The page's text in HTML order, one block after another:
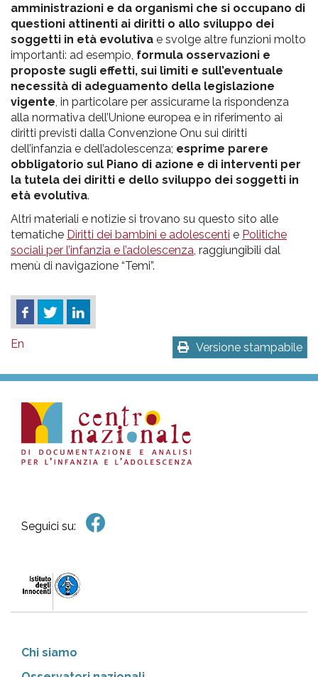
amministrazioni e da organismi che si occupano di
questioni attinenti ai diritti o allo sviluppo dei
soggetti in età evolutiva e svolge altre funzioni molto
importanti: ad esempio, formula osservazioni e
proposte sugli effetti, sui limiti e sull’eventuale
necessità di adeguamento della legislazione
vigente , in particolare per assicurarne la rispondenza
alla normativa dell’Unione europea e in riferimento ai
diritti previsti dalla Convenzione Onu sui diritti
dell’infanzia e dell’adolescenza; esprime parere
obbligatorio sul Piano di azione e di interventi per
la tutela dei diritti e dello sviluppo dei soggetti in
età evolutiva.
Altri materiali e notizie si trovano su questo sito alle
tematiche Diritti dei bambini e adolescenti e Politiche
sociali per l’infanzia e l’adolescenza , raggiungibili dal
menù di navigazione “Temi”.
Versione stampabile
En
Seguici su:
Chi siamo